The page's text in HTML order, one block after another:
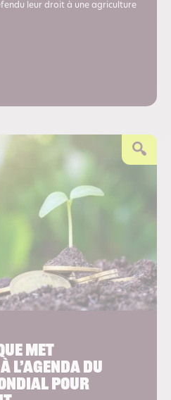
leur droit à une agriculture
met
l’agenda du
pour